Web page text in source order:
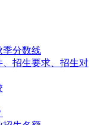
季分数线
、招生要求、招生对